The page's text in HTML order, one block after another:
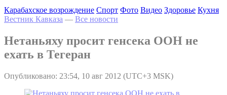
Карабахское возрождение Спорт Фото Видео Здоровье Кухня
Вестник Кавказа — Все новости
Нетаньяху просит генсека ООН не
ехать в Тегеран
Опубликовано: 23:54, 10 авг 2012 (UTC+3 MSK)